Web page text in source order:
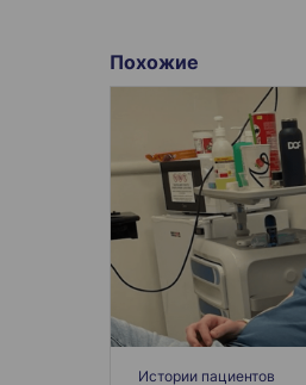
в
и
ц
и
я
п
з
Похожие
Истории пациентов